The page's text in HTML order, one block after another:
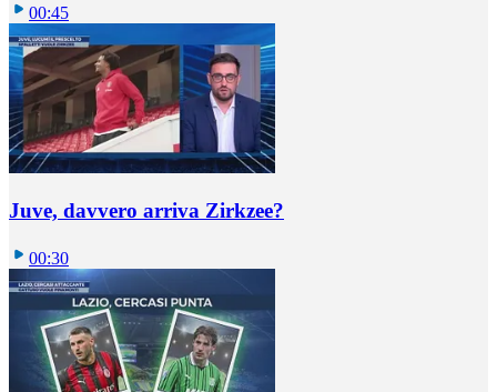
00:45
Juve, davvero arriva Zirkzee?
00:30